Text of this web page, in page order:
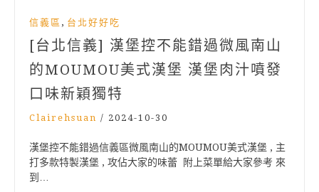
信義區 , 台北好好吃
[台北信義] 漢堡控不能錯過微風南山
的MOUMOU美式漢堡 漢堡肉汁噴發
口味新穎獨特
Clairehsuan / 2024-10-30
漢堡控不能錯過信義區微風南山的MOUMOU美式漢堡 , 主
打多款特製漢堡 , 攻佔大家的味蕾 附上菜單給大家參考 來
到…